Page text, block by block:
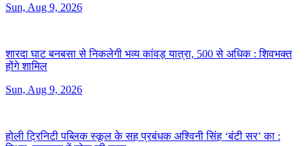
Sun, Aug 9, 2026
शारदा घाट बनबसा से निकलेगी भव्य कांवड़ यात्रा, 500 से अधिक :शिवभक्त
होंगे शामिल
Sun, Aug 9, 2026
होली ट्रिनिटी पब्लिक स्कूल के सह प्रबंधक अश्विनी सिंह ‘बंटी सर’ का :